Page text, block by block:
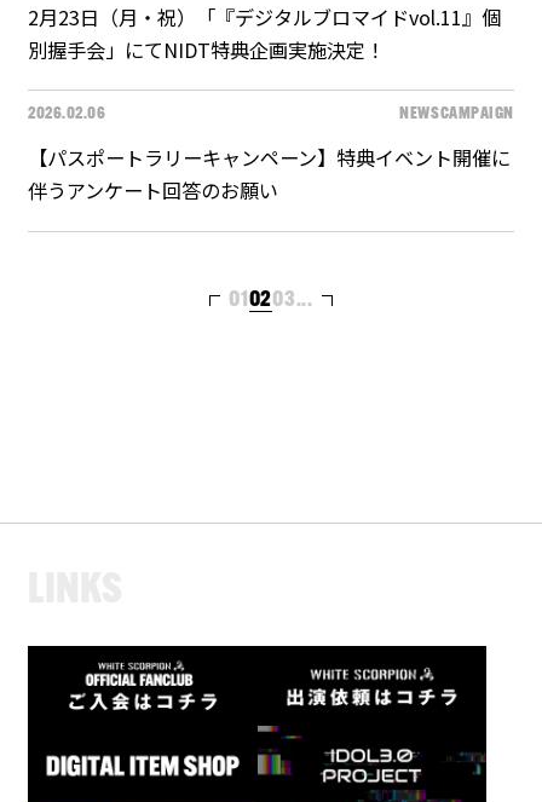
2月23日（月・祝）「『デジタルブロマイドvol.11』個
別握手会」にてNIDT特典企画実施決定！
2026.02.06
【パスポートラリーキャンペーン】特典イベント開催に
伴うアンケート回答のお願い
NEWSCAMPAIGN
010203...